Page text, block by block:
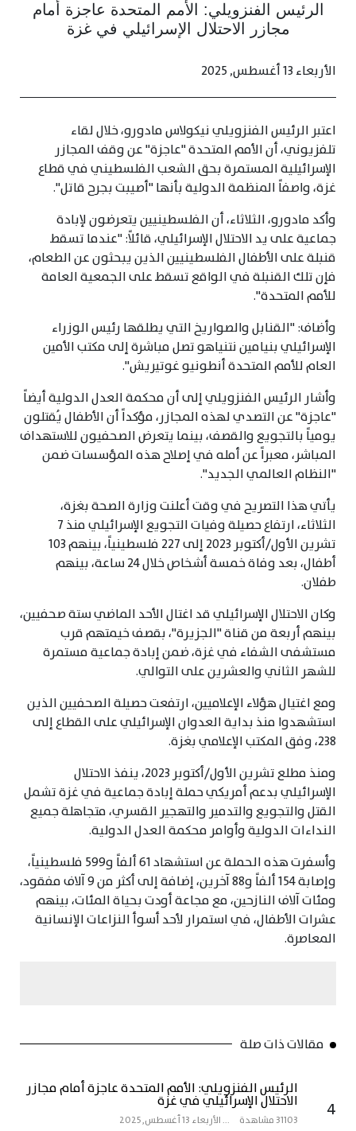
الرئيس الفنزويلي: الأمم المتحدة عاجزة أمام
مجازر الاحتلال الإسرائيلي في غزة
الأربعاء 13 أغسطس, 2025
اعتبر الرئيس الفنزويلي نيكولاس مادورو، خلال لقاء
تلفزيوني، أن الأمم المتحدة "عاجزة" عن وقف المجازر
الإسرائيلية المستمرة بحق الشعب الفلسطيني في قطاع
غزة، واصفاً المنظمة الدولية بأنها "أصيبت بجرح قاتل".
وأكد مادورو، الثلاثاء، أن الفلسطينيين يتعرضون لإبادة
جماعية على يد الاحتلال الإسرائيلي، قائلاً: "عندما تسقط
قنبلة على الأطفال الفلسطينيين الذين يبحثون عن الطعام،
فإن تلك القنبلة في الواقع تسقط على الجمعية العامة
للأمم المتحدة".
وأضاف: "القنابل والصواريخ التي يطلقها رئيس الوزراء
الإسرائيلي بنيامين نتنياهو تصل مباشرة إلى مكتب الأمين
العام للأمم المتحدة أنطونيو غوتيريش".
وأشار الرئيس الفنزويلي إلى أن محكمة العدل الدولية أيضاً
"عاجزة" عن التصدي لهذه المجازر، مؤكداً أن الأطفال يُقتلون
يومياً بالتجويع والقصف، بينما يتعرض الصحفيون للاستهداف
المباشر، معبراً عن أمله في إصلاح هذه المؤسسات ضمن
"النظام العالمي الجديد".
يأتي هذا التصريح في وقت أعلنت وزارة الصحة بغزة،
الثلاثاء، ارتفاع حصيلة وفيات التجويع الإسرائيلي منذ 7
تشرين الأول/أكتوبر 2023 إلى 227 فلسطينياً، بينهم 103
أطفال، بعد وفاة خمسة أشخاص خلال 24 ساعة، بينهم
طفلان.
وكان الاحتلال الإسرائيلي قد اغتال الأحد الماضي ستة صحفيين،
بينهم أربعة من قناة "الجزيرة"، بقصف خيمتهم قرب
مستشفى الشفاء في غزة، ضمن إبادة جماعية مستمرة
للشهر الثاني والعشرين على التوالي.
ومع اغتيال هؤلاء الإعلاميين، ارتفعت حصيلة الصحفيين الذين
استشهدوا منذ بداية العدوان الإسرائيلي على القطاع إلى
238، وفق المكتب الإعلامي بغزة.
ومنذ مطلع تشرين الأول/أكتوبر 2023، ينفذ الاحتلال
الإسرائيلي بدعم أمريكي حملة إبادة جماعية في غزة تشمل
القتل والتجويع والتدمير والتهجير القسري، متجاهلة جميع
النداءات الدولية وأوامر محكمة العدل الدولية.
وأسفرت هذه الحملة عن استشهاد 61 ألفاً و599 فلسطينياً،
وإصابة 154 ألفاً و88 آخرين، إضافة إلى أكثر من 9 آلاف مفقود،
ومئات آلاف النازحين، مع مجاعة أودت بحياة المئات، بينهم
عشرات الأطفال، في استمرار لأحد أسوأ النزاعات الإنسانية
المعاصرة.
مقالات ذات صلة
4
الرئيس الفنزويلي: الأمم المتحدة عاجزة أمام مجازر
الاحتلال الإسرائيلي في غزة
31103 مشاهدة ...الأربعاء 13 أغسطس, 2025